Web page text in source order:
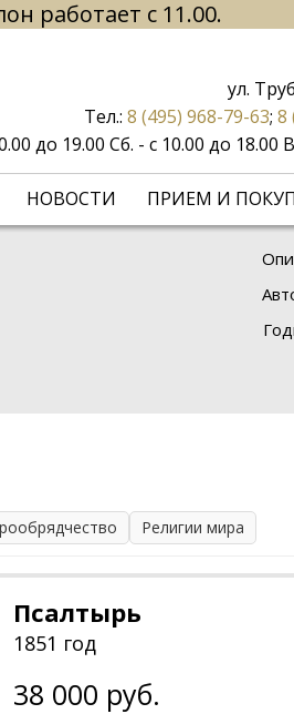
работает с 11.00.
НОВОСТИ ПРИЕМ И
ул.
Тел.: 8 (495) 968-79-63; 8
до 19.00 Сб. - с 10.00 до 18.00
Религии мира
Псалтырь
1851 год
38 000 руб.